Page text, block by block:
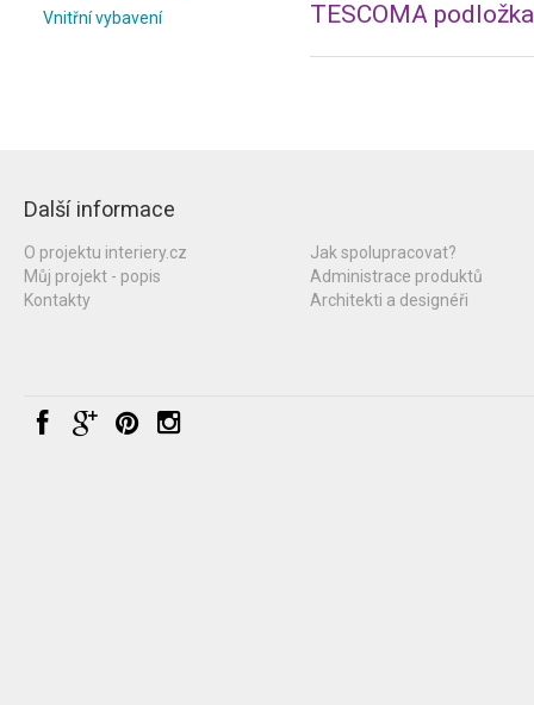
Vnitřní vybavení
Další informace
O projektu interiery.cz
Můj projekt - popis
Kontakty
Jak spolupracovat?
Administrace produktů
Architekti a designéři